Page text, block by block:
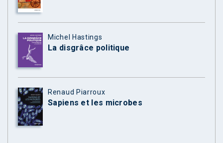
Michel Hastings
La disgrâce politique
Renaud Piarroux
Sapiens et les microbes